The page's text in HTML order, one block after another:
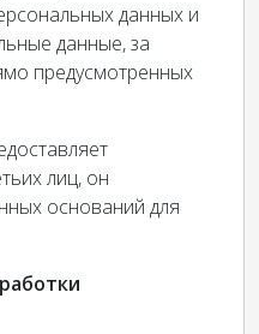
данных и
данные, за
предусмотренных
лиц, он
оснований для